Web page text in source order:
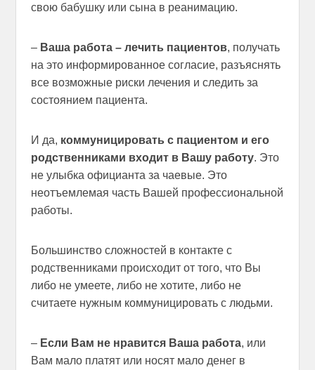
свою бабушку или сына в реанимацию.
– Ваша работа – лечить пациентов, получать
на это информированное согласие, разъяснять
все возможные риски лечения и следить за
состоянием пациента.
И да, коммуницировать с пациентом и его
родственниками входит в Вашу работу. Это
не улыбка официанта за чаевые. Это
неотъемлемая часть Вашей профессиональной
работы.
Большинство сложностей в контакте с
родственниками происходит от того, что Вы
либо не умеете, либо не хотите, либо не
считаете нужным коммуницировать с людьми.
– Если Вам не нравится Ваша работа, или
Вам мало платят или носят мало денег в